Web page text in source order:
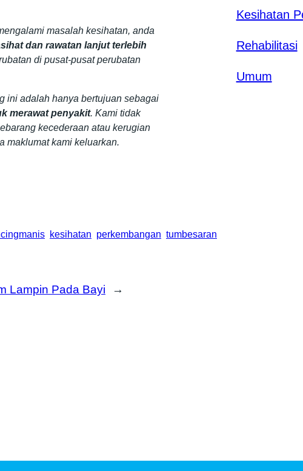
masalah kesihatan, anda
dan rawatan lanjut terlebih
di pusat-pusat perubatan
ini adalah hanya bertujuan sebagai
merawat penyakit. Kami tidak
kecederaan atau kerugian
maklumat kami keluarkan.
kesihatan perkembangan tumbesaran
Lampin Pada Bayi →
Kesihatan
Rehabilitasi
Umum